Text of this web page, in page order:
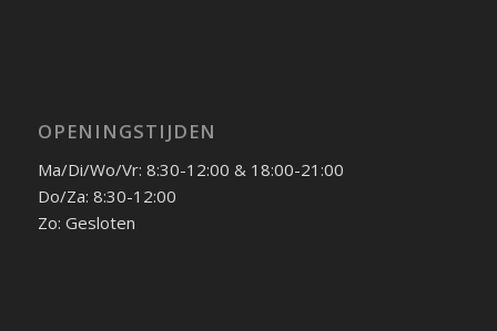
OPENINGSTIJDEN
Ma/Di/Wo/Vr: 8:30-12:00 & 18:00-21:00
Do/Za: 8:30-12:00
Zo: Gesloten